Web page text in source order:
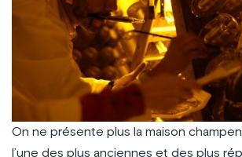
On ne présente plus la maison
l’une des plus anciennes et des plus